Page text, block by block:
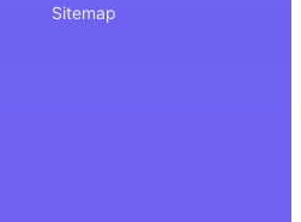
Sitemap